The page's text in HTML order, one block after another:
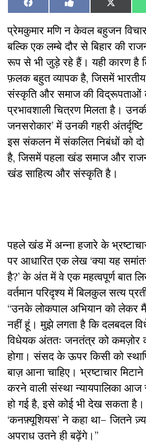
Share
on
Facebook Share
on
Like
on
Facebook
Share
on
X
प्रेमकुमार मणि न केवल बहुजन
बल्कि एक लम्बे दौर से बिहार की
रूप से भी जुड़े रहे हैं। यही कारण
फ़लक ‌बहुत व्यापक है, जिसमें भारतीय
संस्कृति और समाज की विद्रूपताओं
प्रभावशाली चित्रण मिलता है।
जनसरोकार’ में उनकी गहरी‌
इस संकलन में संकलित निबंधों को दो
है, जिसमें पहला खंड समाज और
खंड साहित्य और संस्कृति है।
पहले खंड में अन्ना हजारे के
पर आधारित एक लेख ‘क्या यह
है?’ के अंत में वे एक महत्वपूर्ण बात
वर्तमान परिदृश्य में बिलकुल सत्य
“उनके लोकपाल अभियान को लेकर
नहीं हूं। मुझे लगता है कि दलबदल
विधेयक अंततः जनतंत्र को कमज़ोर
होगा। संसद के ऊपर किसी को
बाज़ आना चाहिए। भ्रष्टाचार
करने वाली संस्था न्यायपालिका आज‌
हो गई है, इसे कोई भी देख सकता है।
‘कनफ़्यूशियस’ ने कहा था– जितने
अपराध उतने ही बढ़ेंगे।”